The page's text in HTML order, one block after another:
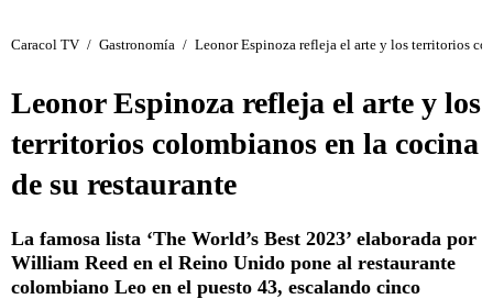
Caracol TV / Gastronomía / Leonor Espinoza refleja el arte y los territorios
Leonor Espinoza refleja el arte y los
territorios colombianos en la cocina
de su restaurante
La famosa lista ‘The World’s Best 2023’ elaborada por
William Reed en el Reino Unido pone al restaurante
colombiano Leo en el puesto 43, escalando cinco